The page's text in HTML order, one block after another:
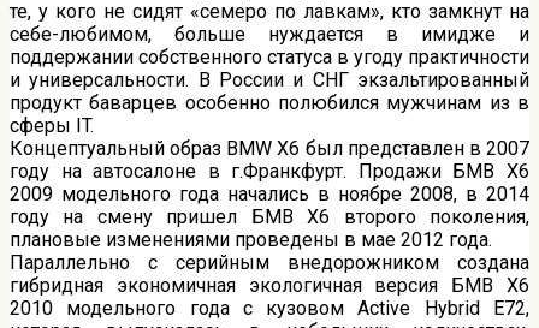
те, у кого не сидят «семеро по лавкам», кто замкнут на
себе-любимом, больше нуждается в имидже и
поддержании собственного статуса в угоду практичности
и универсальности. В России и СНГ экзальтированный
продукт баварцев особенно полюбился мужчинам из в
сферы IT.
Концептуальный образ BMW X6 был представлен в 2007
году на автосалоне в г.Франкфурт. Продажи БМВ X6
2009 модельного года начались в ноябре 2008, в 2014
году на смену пришел БМВ X6 второго поколения,
плановые изменениями проведены в мае 2012 года.
Параллельно с серийным внедорожником создана
гибридная экономичная экологичная версия БМВ X6
2010 модельного года с кузовом Active Hybrid Е72,